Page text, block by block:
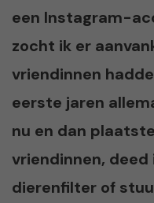
een Instagram-
zocht ik er
vriendinnen
eerste jaren
nu en dan
vriendinnen,
dierenfilter of